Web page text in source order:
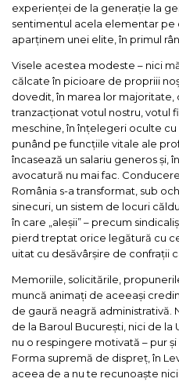
experienței de la generație la
sentimentul acela elementar pe
aparținem unei elite, în primul
Visele acestea modeste – nici
călcate în picioare de propriii
dovedit, în marea lor majoritate,
tranzacționat votul nostru, votul
meschine, în înțelegeri oculte
punând pe funcțiile vitale ale
încasează un salariu generos și,
avocatură nu mai fac.
România s-a transformat, sub
sinecuri, un sistem de locuri
în care „aleșii” – precum
pierd treptat orice legătură cu
uitat cu desăvârșire de confrații
Memoriile, solicitările,
muncă animați de aceeași
de gaură neagră administrativă.
de la Baroul București, nici de la
nu o respingere motivată – pur
Forma supremă de dispreț, în
aceea de a nu te recunoaște